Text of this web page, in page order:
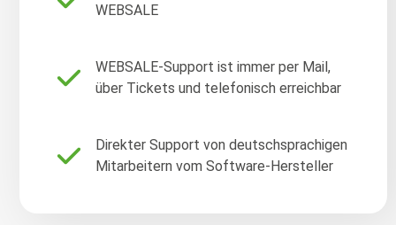
WEBSALE
WEBSALE-Support ist immer per Mail,
über Tickets und telefonisch erreichbar
Direkter Support von deutschsprachigen
Mitarbeitern vom Software-Hersteller